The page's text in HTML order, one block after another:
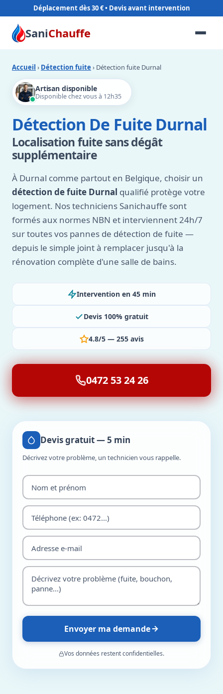
Déplacement dès 30 €
SaniChauffe
Accueil › Détection fuite › Détection fuite Durnal
Artisan disponible
Disponible chez vous à 12h35
Détection De Fuite Durnal
Localisation fuite sans dégât
supplémentaire
À Durnal comme partout en Belgique, choisir un
détection de fuite Durnal qualifié protège votre
logement. Nos techniciens Sanichauffe sont
formés aux normes NBN et interviennent 24h/7
sur toutes vos pannes de détection de fuite —
depuis le simple joint à remplacer jusqu'à la
rénovation complète d'une salle de bains.
Intervention en 45 min
Devis 100% gratuit
4.8/5 — 255 avis
0472 53 24 26
Devis gratuit — 5 min
Décrivez votre problème, un technicien vous rappelle.
Envoyer ma demande
Vos données restent confidentielles.